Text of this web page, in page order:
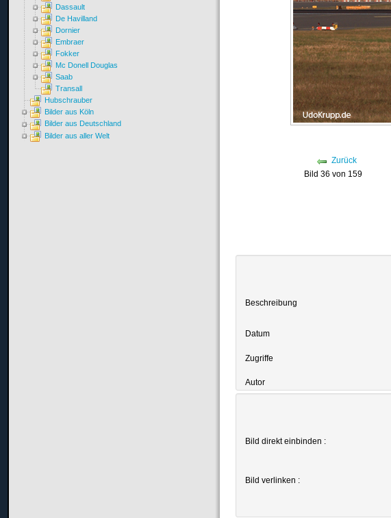
Zurück
Bild 36 von 159
Beschreibung
Datum
Zugriffe
Autor
Bild direkt einbinden :
Bild verlinken :
Dassault
De Havilland
Dornier
Embraer
Fokker
Mc Donell Douglas
Saab
Transall
Hubschrauber
Bilder aus Köln
Bilder aus Deutschland
Bilder aus aller Welt